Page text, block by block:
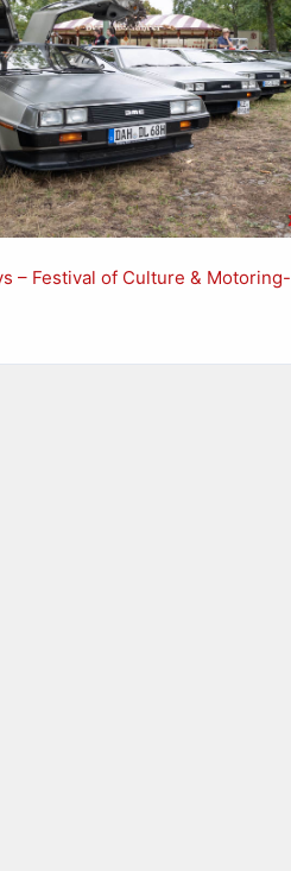
– Festival of Culture & Motoring-